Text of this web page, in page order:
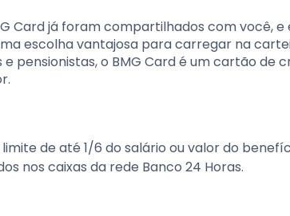
Card já foram compartilhados com você,
escolha vantajosa para carregar na
e pensionistas, o BMG Card é um cartão de
de até 1/6 do salário ou valor do
nos caixas da rede Banco 24 Horas.